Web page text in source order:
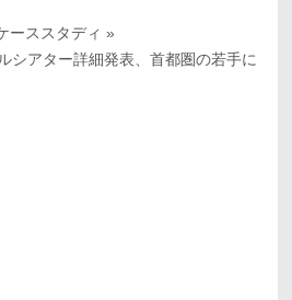
ーススタディ »
シアター詳細発表、首都圏の若手に